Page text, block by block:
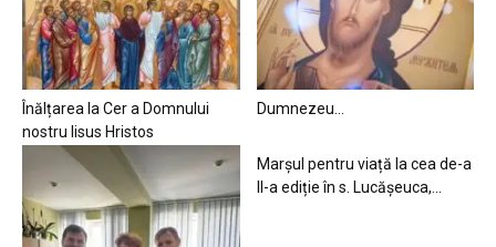
Înălțarea la Cer a Domnului
nostru Iisus Hristos
Dumnezeu…
Marșul pentru viață la cea de-a
II-a ediție în s. Lucășeuca,...